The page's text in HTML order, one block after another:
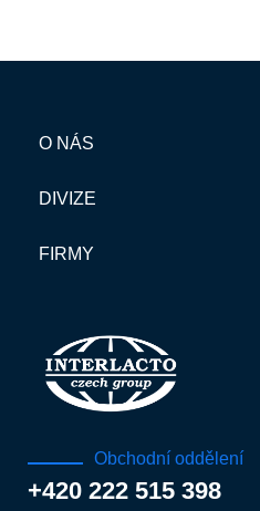
O NÁS
DIVIZE
FIRMY
Obchodní oddělení
+420 222 515 398